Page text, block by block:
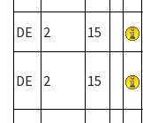
DE 2 15
DE 2 15